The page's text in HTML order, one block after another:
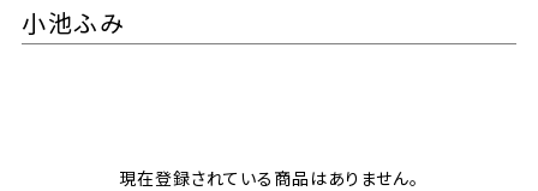
小池ふみ
現在登録されている商品はありません。